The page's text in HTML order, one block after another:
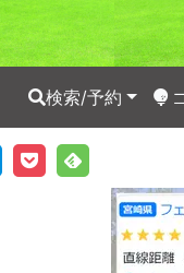
検索/予約